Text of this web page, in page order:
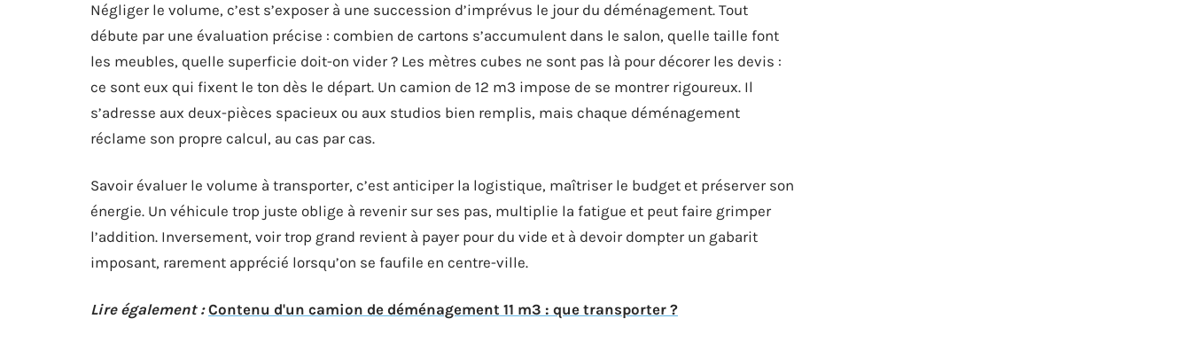
Négliger le volume, c’est s’exposer à une succession d’imprévus le jour du déménagement. Tout
débute par une évaluation précise : combien de cartons s’accumulent dans le salon, quelle taille font
les meubles, quelle superficie doit-on vider ? Les mètres cubes ne sont pas là pour décorer les devis :
ce sont eux qui fixent le ton dès le départ. Un camion de 12 m3 impose de se montrer rigoureux. Il
s’adresse aux deux-pièces spacieux ou aux studios bien remplis, mais chaque déménagement
réclame son propre calcul, au cas par cas.
Savoir évaluer le volume à transporter, c’est anticiper la logistique, maîtriser le budget et préserver son
énergie. Un véhicule trop juste oblige à revenir sur ses pas, multiplie la fatigue et peut faire grimper
l’addition. Inversement, voir trop grand revient à payer pour du vide et à devoir dompter un gabarit
imposant, rarement apprécié lorsqu’on se faufile en centre-ville.
Lire également : Contenu d'un camion de déménagement 11 m3 : que transporter ?